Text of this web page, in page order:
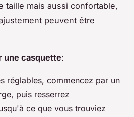
taille mais aussi confortable,
peuvent être
une casquette:
réglables, commencez par un
puis resserrez
ce que vous trouviez